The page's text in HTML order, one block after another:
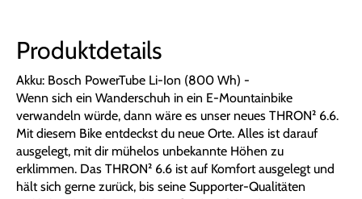
Produktdetails
Akku: Bosch PowerTube Li-Ion (800 Wh) -
Wenn sich ein Wanderschuh in ein E-Mountainbike
verwandeln würde, dann wäre es unser neues THRON² 6.6.
Mit diesem Bike entdeckst du neue Orte. Alles ist darauf
ausgelegt, mit dir mühelos unbekannte Höhen zu
erklimmen. Das THRON² 6.6 ist auf Komfort ausgelegt und
hält sich gerne zurück, bis seine Supporter-Qualitäten